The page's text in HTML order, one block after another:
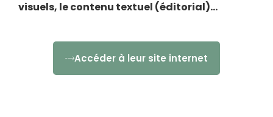
visuels, le contenu textuel (éditorial)…
Accéder à leur site internet